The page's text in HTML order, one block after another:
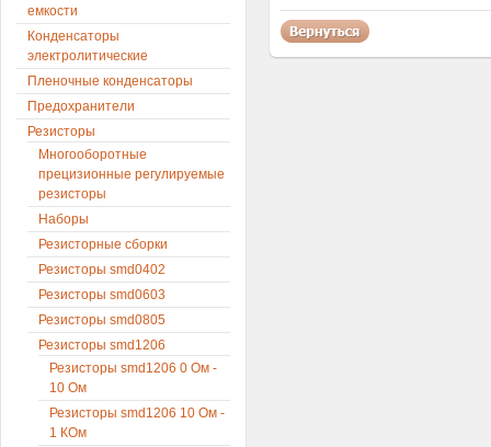
емкости
Конденсаторы
электролитические
Пленочные конденсаторы
Предохранители
Резисторы
Многооборотные
прецизионные регулируемые
резисторы
Наборы
Резисторные сборки
Резисторы smd0402
Резисторы smd0603
Резисторы smd0805
Резисторы smd1206
Резисторы smd1206 0 Ом -
10 Ом
Резисторы smd1206 10 Ом -
1 КОм